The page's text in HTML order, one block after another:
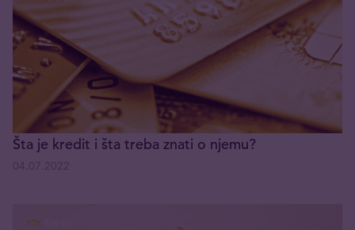
Šta je kredit i šta treba znati o njemu?